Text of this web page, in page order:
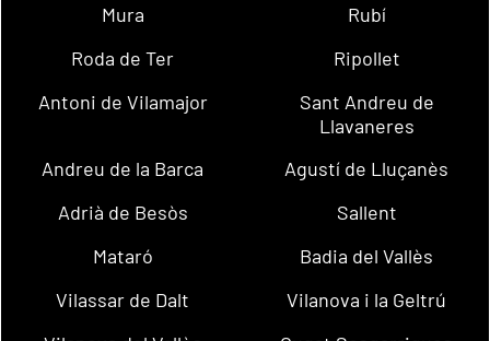
Mura
Rubí
Roda de Ter
Ripollet
Antoni de Vilamajor
Sant Andreu de
Llavaneres
Andreu de la Barca
Agustí de Lluçanès
Adrià de Besòs
Sallent
Mataró
Badia del Vallès
Vilassar de Dalt
Vilanova i la Geltrú